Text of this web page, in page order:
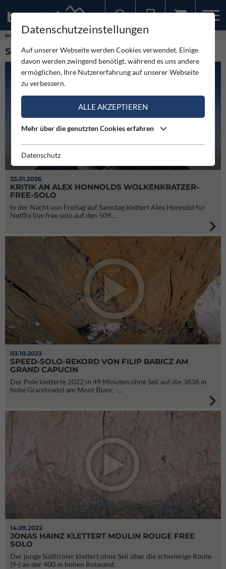
Schlagworte
SCHLAGWORT: FREE SOLO (33)
23.01.2026
KRITIK AN ALEX HONNOLDS WOLKENKRATZER-
FREE-SOLO
In der Nacht von Freitag auf Samstag klettert Alex Honnold für
Netflix live free solo auf den 509…
03.10.2023
SPEED-SOLO-REKORD VON FILIP BABICZ AM
GRAND CAPUCIN
Der Pole kletterte 2022 in 49 Minuten ohne Seil auf die 3838 m
hohe Granitnadel am Mont Blanc -…
14.09.2022
JONAS HAINZ KLETTERT MOULIN ROUGE FREE
SOLO
Der junge Südtiroler klettert ohne Seil über die schwierige Route
(9-) an der 400 m hohen Rotwand.
Datenschutzeinstellungen
Auf unserer Webseite werden Cookies verwendet. Einige
davon werden zwingend benötigt, während es uns andere
ermöglichen, Ihre Nutzererfahrung auf unserer Webseite
zu verbessern.
ALLE AKZEPTIEREN
Mehr über die genutzten Cookies erfahren
Datenschutz